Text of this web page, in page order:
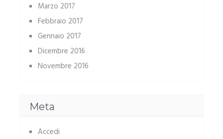
Marzo 2017
Febbraio 2017
Gennaio 2017
Dicembre 2016
Novembre 2016
Meta
Accedi